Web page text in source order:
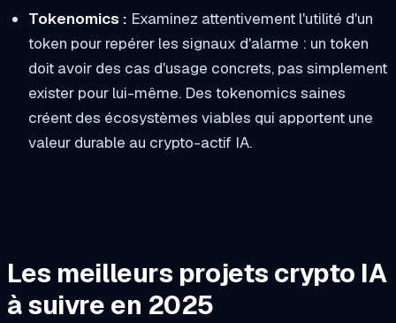
Tokenomics : Examinez attentivement l'utilité d'un
token pour repérer les signaux d'alarme : un token
doit avoir des cas d'usage concrets, pas simplement
exister pour lui-même. Des tokenomics saines
créent des écosystèmes viables qui apportent une
valeur durable au crypto-actif IA.
Les meilleurs projets crypto IA
à suivre en 2025